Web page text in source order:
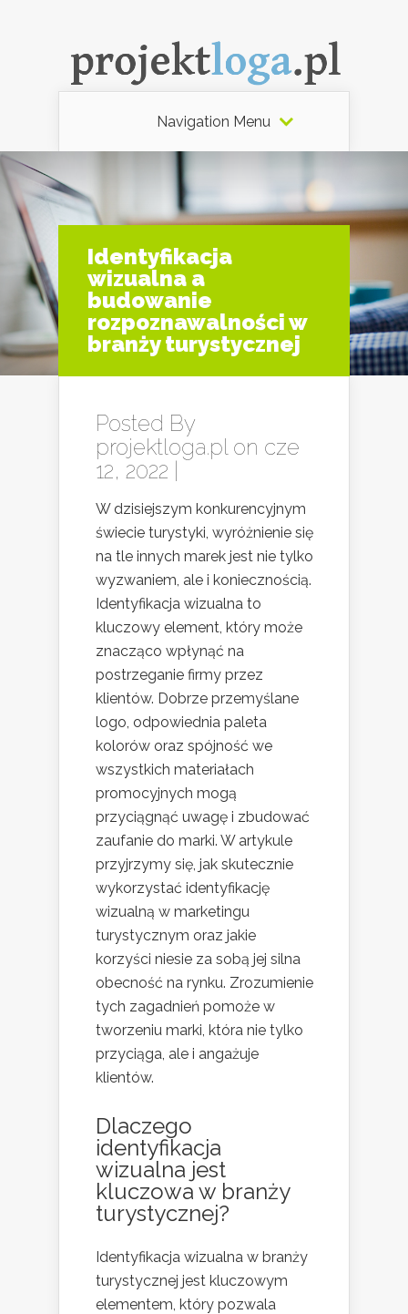
Navigation Menu
Identyfikacja
wizualna a
budowanie
rozpoznawalności w
branży turystycznej
Posted By
projektloga.pl on cze
12, 2022 |
W dzisiejszym konkurencyjnym
świecie turystyki, wyróżnienie się
na tle innych marek jest nie tylko
wyzwaniem, ale i koniecznością.
Identyfikacja wizualna to
kluczowy element, który może
znacząco wpłynąć na
postrzeganie firmy przez
klientów. Dobrze przemyślane
logo, odpowiednia paleta
kolorów oraz spójność we
wszystkich materiałach
promocyjnych mogą
przyciągnąć uwagę i zbudować
zaufanie do marki. W artykule
przyjrzymy się, jak skutecznie
wykorzystać identyfikację
wizualną w marketingu
turystycznym oraz jakie
korzyści niesie za sobą jej silna
obecność na rynku. Zrozumienie
tych zagadnień pomoże w
tworzeniu marki, która nie tylko
przyciąga, ale i angażuje
klientów.
Dlaczego
identyfikacja
wizualna jest
kluczowa w branży
turystycznej?
Identyfikacja wizualna w branży
turystycznej jest kluczowym
elementem, który pozwala